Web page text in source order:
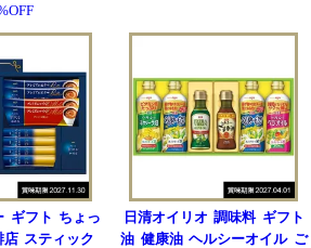
ギフト ちょっ
店 スティック
日清オイリオ 調味料 ギフト
油 健康油 ヘルシーオイル ご